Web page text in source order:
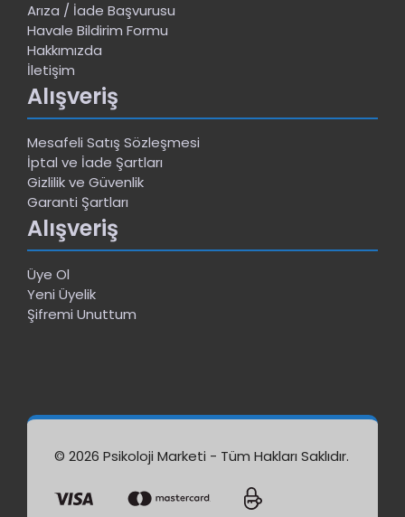
Arıza / İade Başvurusu
Havale Bildirim Formu
Hakkımızda
İletişim
Alışveriş
Mesafeli Satış Sözleşmesi
İptal ve İade Şartları
Gizlilik ve Güvenlik
Garanti Şartları
Alışveriş
Üye Ol
Yeni Üyelik
Şifremi Unuttum
© 2026 Psikoloji Marketi - Tüm Hakları Saklıdır.